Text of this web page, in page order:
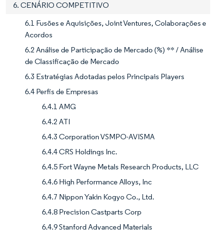
6. CENÁRIO COMPETITIVO
6.1 Fusões e Aquisições, Joint Ventures, Colaborações e
Acordos
6.2 Análise de Participação de Mercado (%) ** / Análise
de Classificação de Mercado
6.3 Estratégias Adotadas pelos Principais Players
6.4 Perfis de Empresas
6.4.1 AMG
6.4.2 ATI
6.4.3 Corporation VSMPO-AVISMA
6.4.4 CRS Holdings Inc.
6.4.5 Fort Wayne Metals Research Products, LLC
6.4.6 High Performance Alloys, Inc
6.4.7 Nippon Yakin Kogyo Co., Ltd.
6.4.8 Precision Castparts Corp
6.4.9 Stanford Advanced Materials